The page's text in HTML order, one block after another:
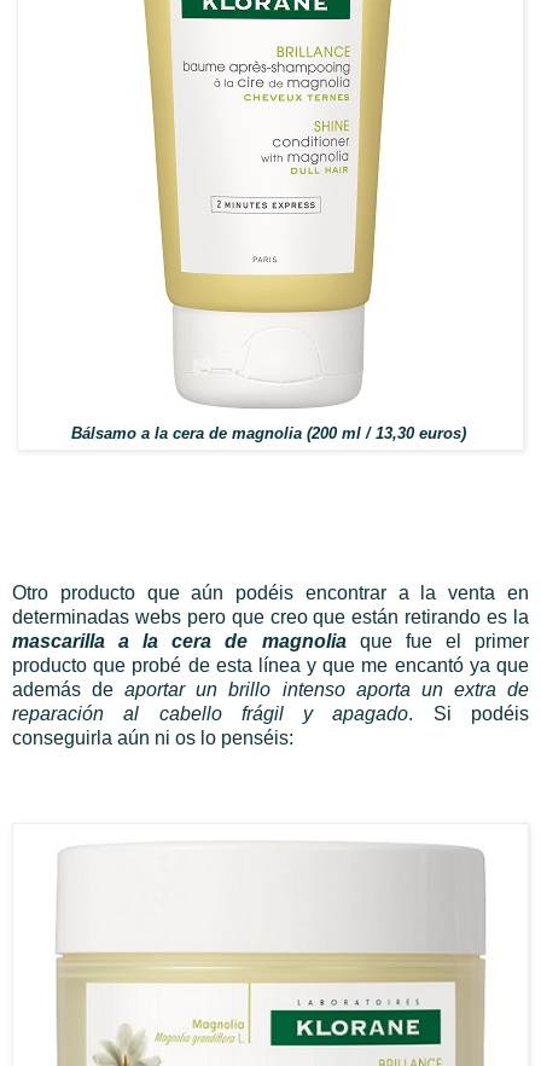
Bálsamo a la cera de magnolia (200 ml / 13,30 euros)
Otro producto que aún podéis encontrar a la venta en
determinadas webs pero que creo que están retirando es la
mascarilla a la cera de magnolia que fue el primer
producto que probé de esta línea y que me encantó ya que
además deaportar un brillo intenso aporta un extra de
reparación al cabello frágil y apagado. Si podéis
conseguirla aún ni os lo penséis: